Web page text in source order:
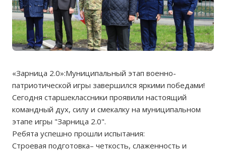
«Зарница 2.0»:Муниципальный этап военно-
патриотической игры завершился яркими победами!
Сегодня старшеклассники проявили настоящий
командный дух, силу и смекалку на муниципальном
этапе игры "Зарница 2.0".
Ребята успешно прошли испытания:
Строевая подготовка– четкость, слаженность и